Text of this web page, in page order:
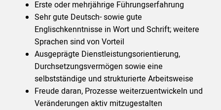
Erste oder mehrjährige Führungserfahrung
Sehr gute Deutsch- sowie gute
Englischkenntnisse in Wort und Schrift; weitere
Sprachen sind von Vorteil
Ausgeprägte Dienstleistungsorientierung,
Durchsetzungsvermögen sowie eine
selbstständige und strukturierte Arbeitsweise
Freude daran, Prozesse weiterzuentwickeln und
Veränderungen aktiv mitzugestalten